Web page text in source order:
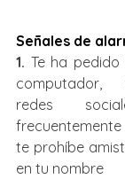
Señales de
1. Te ha pedido
computador,
redes
te prohíbe
en tu nombre